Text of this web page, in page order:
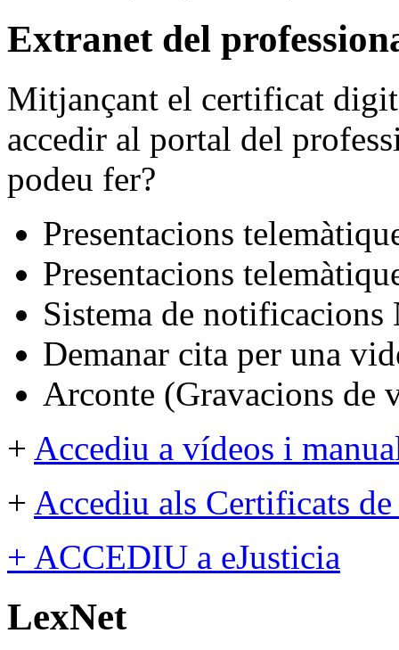
Extranet del
Mitjançant el certificat
accedir al portal del
podeu fer?
Presentacions
Presentacions
Sistema de
Demanar cita per una
Arconte (Gravacions de
+ Accediu a vídeos i
+ Accediu als Certificats
+ ACCEDIU a eJusticia
LexNet